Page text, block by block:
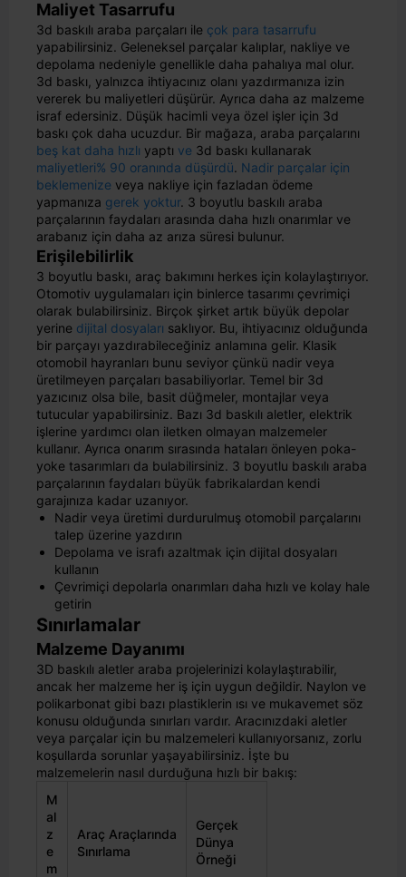
Maliyet Tasarrufu
3d baskılı araba parçaları ile çok para tasarrufu
yapabilirsiniz. Geleneksel parçalar kalıplar, nakliye ve
depolama nedeniyle genellikle daha pahalıya mal olur.
3d baskı, yalnızca ihtiyacınız olanı yazdırmanıza izin
vererek bu maliyetleri düşürür. Ayrıca daha az malzeme
israf edersiniz. Düşük hacimli veya özel işler için 3d
baskı çok daha ucuzdur. Bir mağaza, araba parçalarını
beş kat daha hızlı yaptı ve 3d baskı kullanarak
maliyetleri% 90 oranında düşürdü. Nadir parçalar için
beklemenize veya nakliye için fazladan ödeme
yapmanıza gerek yoktur. 3 boyutlu baskılı araba
parçalarının faydaları arasında daha hızlı onarımlar ve
arabanız için daha az arıza süresi bulunur.
Erişilebilirlik
3 boyutlu baskı, araç bakımını herkes için kolaylaştırıyor.
Otomotiv uygulamaları için binlerce tasarımı çevrimiçi
olarak bulabilirsiniz. Birçok şirket artık büyük depolar
yerine dijital dosyaları saklıyor. Bu, ihtiyacınız olduğunda
bir parçayı yazdırabileceğiniz anlamına gelir. Klasik
otomobil hayranları bunu seviyor çünkü nadir veya
üretilmeyen parçaları basabiliyorlar. Temel bir 3d
yazıcınız olsa bile, basit düğmeler, montajlar veya
tutucular yapabilirsiniz. Bazı 3d baskılı aletler, elektrik
işlerine yardımcı olan iletken olmayan malzemeler
kullanır. Ayrıca onarım sırasında hataları önleyen poka-
yoke tasarımları da bulabilirsiniz. 3 boyutlu baskılı araba
parçalarının faydaları büyük fabrikalardan kendi
garajınıza kadar uzanıyor.
Nadir veya üretimi durdurulmuş otomobil parçalarını
talep üzerine yazdırın
Depolama ve israfı azaltmak için dijital dosyaları
kullanın
Çevrimiçi depolarla onarımları daha hızlı ve kolay hale
getirin
Sınırlamalar
Malzeme Dayanımı
3D baskılı aletler araba projelerinizi kolaylaştırabilir,
ancak her malzeme her iş için uygun değildir. Naylon ve
polikarbonat gibi bazı plastiklerin ısı ve mukavemet söz
konusu olduğunda sınırları vardır. Aracınızdaki aletler
veya parçalar için bu malzemeleri kullanıyorsanız, zorlu
koşullarda sorunlar yaşayabilirsiniz. İşte bu
malzemelerin nasıl durduğuna hızlı bir bakış:
M
al
z
e
m
Araç Araçlarında
Sınırlama
Gerçek
Dünya
Örneği